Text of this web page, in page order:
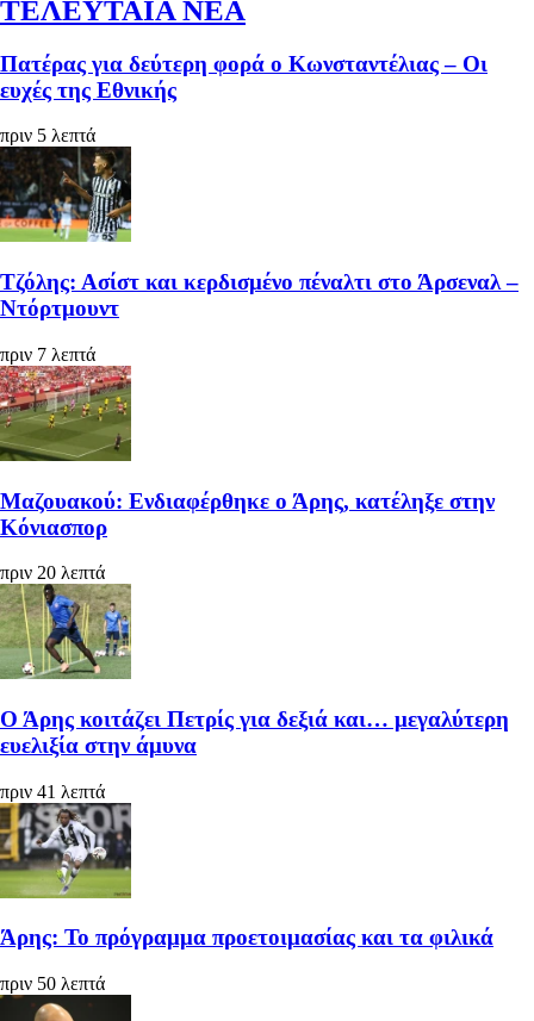
ΤΕΛΕΥΤΑΙΑ ΝΕΑ
Πατέρας για δεύτερη φορά ο Κωνσταντέλιας – Οι
ευχές της Εθνικής
πριν 5 λεπτά
Τζόλης: Ασίστ και κερδισμένο πέναλτι στο Άρσεναλ –
Ντόρτμουντ
πριν 7 λεπτά
Μαζουακού: Ενδιαφέρθηκε ο Άρης, κατέληξε στην
Κόνιασπορ
πριν 20 λεπτά
Ο Άρης κοιτάζει Πετρίς για δεξιά και… μεγαλύτερη
ευελιξία στην άμυνα
πριν 41 λεπτά
Άρης: Το πρόγραμμα προετοιμασίας και τα φιλικά
πριν 50 λεπτά